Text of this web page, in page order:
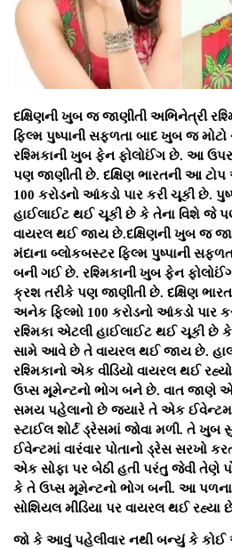
દક્ષિણની ખુબ જ જાણીતી અભિનેત્રી
ફિલ્મ પુષ્પાની સફળતા બાદ ખુબ જ
રશ્મિકાની ખુબ ફેન ફોલોઈંગ છે. આ
પણ જાણીતી છે. દક્ષિણ ભારતની આ
100 કરોડનો આંકડો પાર કરી ચૂકી છે.
હાઈલાઈટ થઈ ચૂકી છે કે તેના વિશે જે
વાયરલ થઈ જાય છે.દક્ષિણની ખુબ જ
મંદાના બ્લોકબસ્ટર ફિલ્મ પુષ્પાની
બની ગઈ છે. રશ્મિકાની ખુબ ફેન
ક્રશ તરીકે પણ જાણીતી છે. દક્ષિણ
અનેક ફિલ્મો 100 કરોડનો આંકડો પાર
રશ્મિકા એટલી હાઈલાઈટ થઈ ચૂકી છે
સામે આવે છે તે વાયરલ થઈ જાય છે.
રશ્મિકાનો એક વીડિયો વાયરલ થઈ
ઉપ્સ મૂમેન્ટનો ભોગ બને છે. વાત જાણે
સમય પહેલાનો છે જ્યારે તે એક
સ્ટાઈલ શોર્ટ ડ્રેસમાં જોવા મળી. તે ખુબ
ઈવેન્ટમાં વારંવાર પોતાનો ડ્રેસ સરખો
એક સોફા પર બેઠી હતી પરંતુ જેવી તેણે
કે તે ઉપ્સ મૂમેન્ટનો ભોગ બની. આ પળના
સોશિયલ મીડિયા પર વાયરલ થઈ રહ્યા
જો કે આવું પહેલીવાર નથી બન્યું કે કોઈ